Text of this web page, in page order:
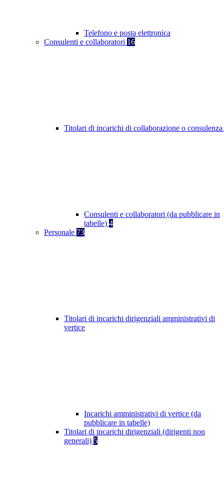
Telefono e posta elettronica
Consulenti e collaboratori 16
Titolari di incarichi di collaborazione o consulenza
Consulenti e collaboratori (da pubblicare in
tabelle) 4
Personale 73
Titolari di incarichi dirigenziali amministrativi di
vertice
Incarichi amministrativi di vertice (da
pubblicare in tabelle)
Titolari di incarichi dirigenziali (dirigenti non
generali) 5